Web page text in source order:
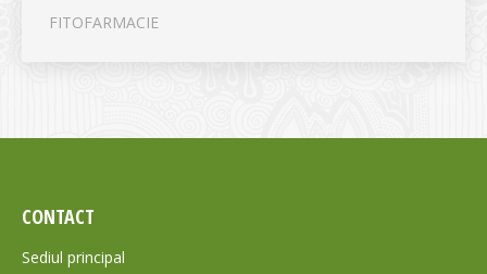
FITOFARMACIE
CONTACT
Sediul principal